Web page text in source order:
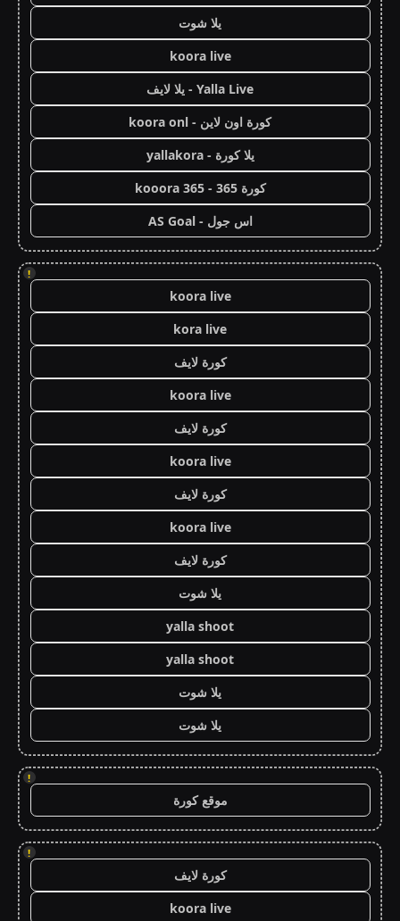
يلا شوت
koora live
Yalla Live - يلا لايف
كورة اون لاين - koora onl
يلا كورة - yallakora
كورة 365 - kooora 365
اس جول - AS Goal
!
koora live
kora live
كورة لايف
koora live
كورة لايف
koora live
كورة لايف
koora live
كورة لايف
يلا شوت
yalla shoot
yalla shoot
يلا شوت
يلا شوت
!
موقع كورة
!
كورة لايف
koora live